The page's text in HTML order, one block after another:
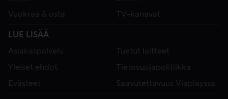
Vuokraa & osta
TV-kanavat
LUE LISÄÄ
Asiakaspalvelu
Tuetut laitteet
Yleiset ehdot
Tietosuojapolitiikka
Evästeet
Saavutettavuus Viaplayssa